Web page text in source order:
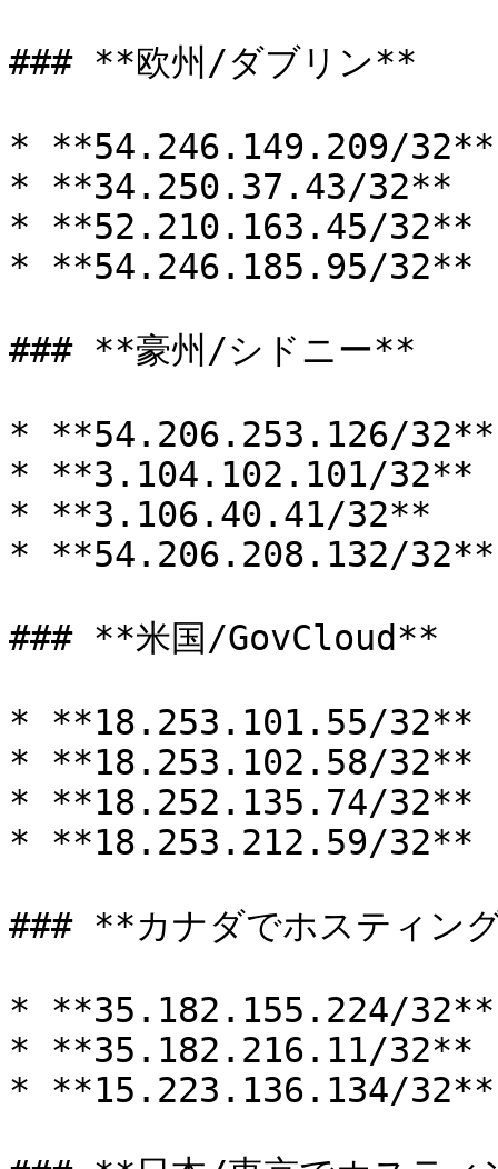
### **欧州/ダブリン**
* **54.246.149.209/32**
* **34.250.37.43/32**
* **52.210.163.45/32**
* **54.246.185.95/32**
### **豪州/シドニー**
* **54.206.253.126/32**
* **3.104.102.101/32**
* **3.106.40.41/32**
* **54.206.208.132/32**
### **米国/GovCloud**
* **18.253.101.55/32**
* **18.253.102.58/32**
* **18.252.135.74/32**
* **18.253.212.59/32**
### **カナダでホスティン
* **35.182.155.224/32**
* **35.182.216.11/32**
* **15.223.136.134/32**